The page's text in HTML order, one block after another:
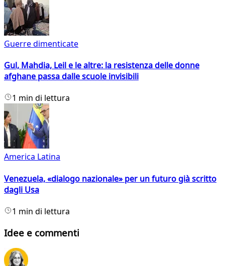
Guerre dimenticate
Gul, Mahdia, Leil e le altre: la resistenza delle donne
afghane passa dalle scuole invisibili
1 min di lettura
America Latina
Venezuela, «dialogo nazionale» per un futuro già scritto
dagli Usa
1 min di lettura
Idee e commenti